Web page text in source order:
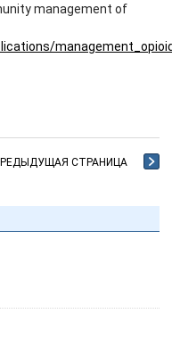
management of
СТРАНИЦА